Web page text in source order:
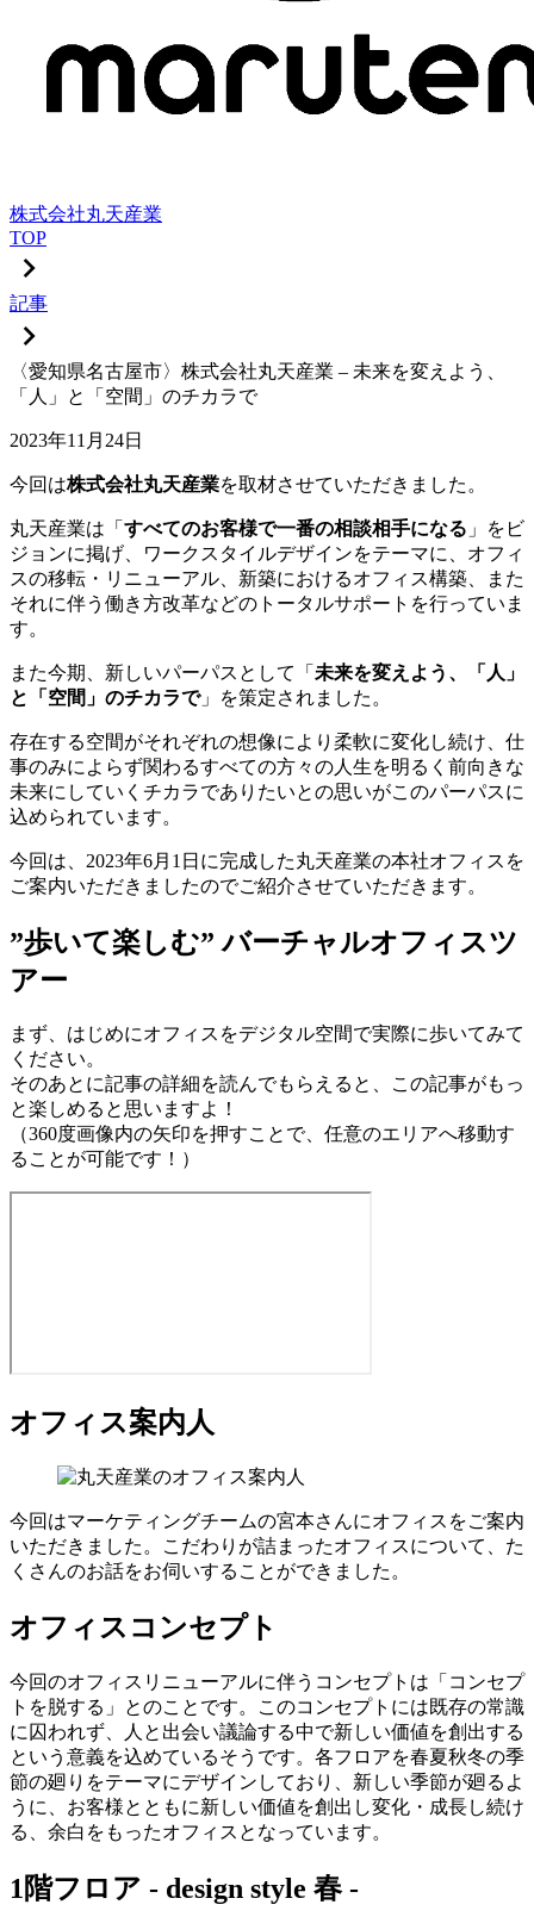
株式会社丸天産業
TOP
記事
〈愛知県名古屋市〉株式会社丸天産業 – 未来を変えよう、
「人」と「空間」のチカラで
2023年11月24日
今回は株式会社丸天産業を取材させていただきました。
丸天産業は「 すべてのお客様で一番の相談相手になる 」をビ
ジョンに掲げ、ワークスタイルデザインをテーマに、オフィ
スの移転・リニューアル、新築におけるオフィス構築、また
それに伴う働き方改革などのトータルサポートを行っていま
す。
また今期、新しいパーパスとして「 未来を変えよう、「人」
と「空間」のチカラで」を策定されました。
存在する空間がそれぞれの想像により柔軟に変化し続け、仕
事のみによらず関わるすべての方々の人生を明るく前向きな
未来にしていくチカラでありたいとの思いがこのパーパスに
込められています。
今回は、2023年6月1日に完成した丸天産業の本社オフィスを
ご案内いただきましたのでご紹介させていただきます。
”歩いて楽しむ”バーチャルオフィスツ
アー
まず、はじめにオフィスをデジタル空間で実際に歩いてみて
ください。
そのあとに記事の詳細を読んでもらえると、この記事がもっ
と楽しめると思いますよ！
（360度画像内の矢印を押すことで、任意のエリアへ移動す
ることが可能です！）
オフィス案内人
今回はマーケティングチームの宮本さんにオフィスをご案内
いただきました。こだわりが詰まったオフィスについて、た
くさんのお話をお伺いすることができました。
オフィスコンセプト
今回のオフィスリニューアルに伴うコンセプトは「コンセプ
トを脱する」とのことです。このコンセプトには既存の常識
に囚われず、人と出会い議論する中で新しい価値を創出する
という意義を込めているそうです。各フロアを春夏秋冬の季
節の廻りをテーマにデザインしており、新しい季節が廻るよ
うに、お客様とともに新しい価値を創出し変化・成長し続け
る、余白をもったオフィスとなっています。
1階フロア - design style 春 -